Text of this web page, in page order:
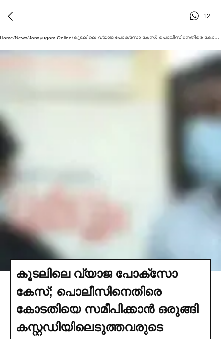
12
Home/News/Janayugom Online/
കൂടലിലെ വ്യാജ പോക്സോ
കേസ്; പൊലീസിനെതിരെ
കോടതിയെ സമീപിക്കാൻ ഒരുങ്ങി
കസ്റ്റഡിയിലെടുത്തവരുടെ